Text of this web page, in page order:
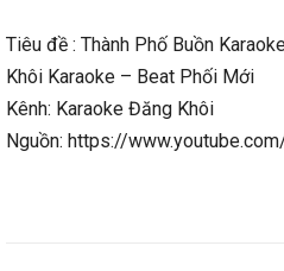
Tiêu đề : Thành Phố Buồn
Khôi Karaoke – Beat Phối Mới
Kênh: Karaoke Đăng Khôi
Nguồn: https://